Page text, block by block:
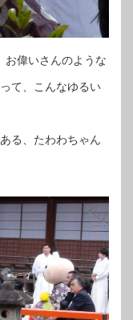
偉いさんのような
て、こんなゆるい
る、たわわちゃん